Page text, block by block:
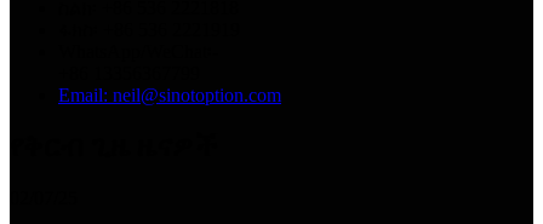
Email: neil@sinotoption.com